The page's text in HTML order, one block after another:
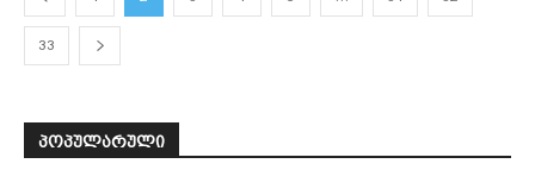
33
ᲞᲝᲞᲣᲚᲐᲠᲣᲚᲘ